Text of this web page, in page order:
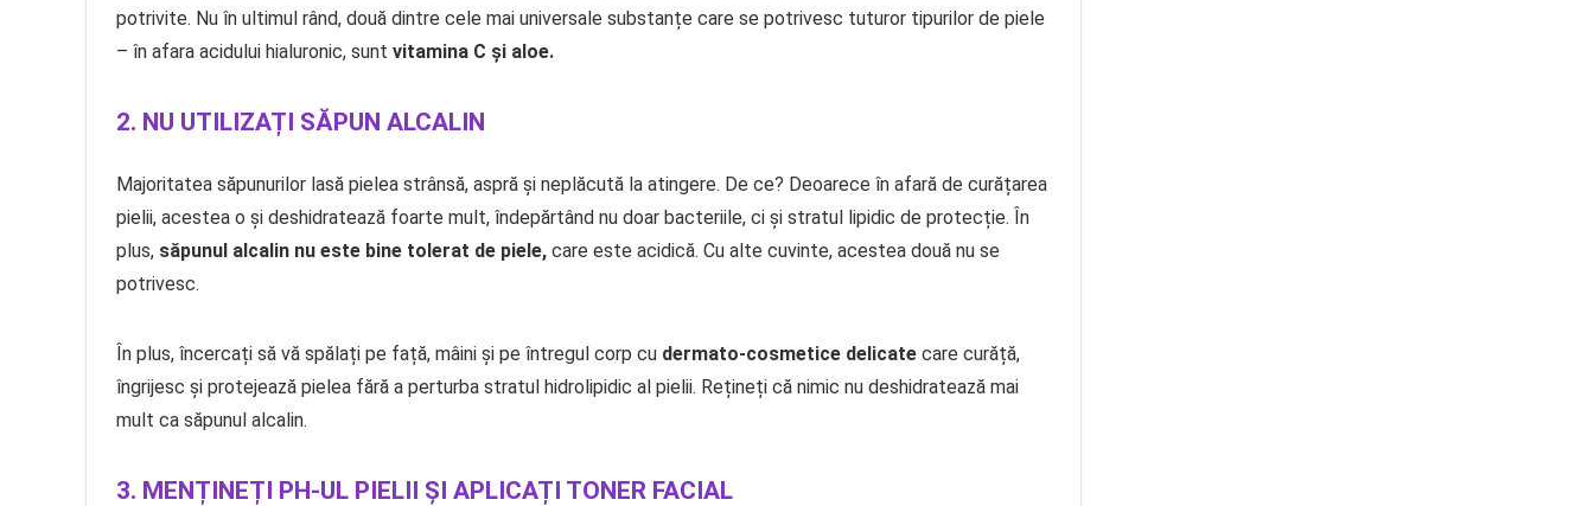
potrivite. Nu în ultimul rând, două dintre cele mai universale substanțe care se potrivesc tuturor tipurilor de piele
– în afara acidului hialuronic, sunt vitamina C și aloe.
2. NU UTILIZAȚI SĂPUN ALCALIN
Majoritatea săpunurilor lasă pielea strânsă, aspră și neplăcută la atingere. De ce? Deoarece în afară de curățarea
pielii, acestea o și deshidratează foarte mult, îndepărtând nu doar bacteriile, ci și stratul lipidic de protecție. În
plus, săpunul alcalin nu este bine tolerat de piele, care este acidică. Cu alte cuvinte, acestea două nu se
potrivesc.
În plus, încercați să vă spălați pe față, mâini și pe întregul corp cu dermato-cosmetice delicate care curăță,
îngrijesc și protejează pielea fără a perturba stratul hidrolipidic al pielii. Rețineți că nimic nu deshidratează mai
mult ca săpunul alcalin.
3. MENȚINEȚI PH-UL PIELII ȘI APLICAȚI TONER FACIAL